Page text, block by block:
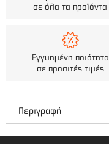
σε όλα τα προϊόντα
Εγγυημένη ποιότητα
σε προσιτές τιμές
Περιγραφή
Ανταλλακτικά VC212